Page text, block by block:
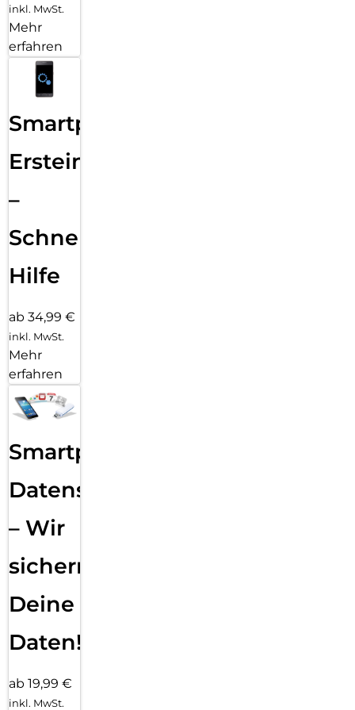
inkl. MwSt.
Mehr
erfahren
Smartphone
Ersteinrichtung
–
Schnelle
Hilfe
ab 34,99 €
inkl. MwSt.
Mehr
erfahren
Smartphone
Datensicherung
– Wir
sichern
Deine
Daten!
ab 19,99 €
inkl. MwSt.